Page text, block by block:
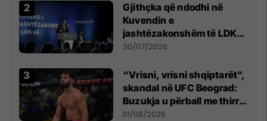
Gjithçka që ndodhi në
Kuvendin e
jashtëzakonshëm të LDK-
së
30/07/2026
“Vrisni, vrisni shqiptarët”,
skandal në UFC Beograd:
Buzukja u përball me thirrje
anti-shqiptare nga
01/08/2026